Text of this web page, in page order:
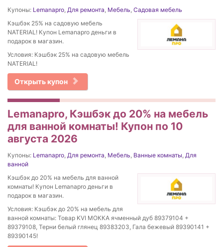
Купоны: Lemanapro, Для ремонта, Мебель, Садовая мебель
Кэшбэк 25% на садовую мебель
NATERIAL! Купон Lemanapro деньги в
подарок в магазин.
Условия: Кэшбэк 25% на садовую мебель
NATERIAL!
Открыть купон
Lemanapro, Кэшбэк до 20% на мебель
для ванной комнаты! Купон по 10
августа 2026
Купоны: Lemanapro, Для ремонта, Мебель, Ванные комнаты, Для
ванной
Кэшбэк до 20% на мебель для ванной
комнаты! Купон Lemanapro деньги в
подарок в магазин.
Условия: Кэшбэк до 20% на мебель для
ванной комнаты: Товар KVI МОККА ячменный дуб 89379104 +
89379108, Терни белый глянец 89383203, Гала бежевый 89390141 +
89390145!